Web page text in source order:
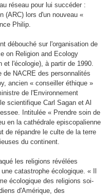
réseau pour lui succéder :
(ARC) lors d'un nouveau «
Philip.
débouché sur l'organisation de
on Religion and Ecology
et l'écologie), à partir de 1990.
NACRE des personnalités
ancien « conseiller éthique »
de l'Environnement
scientifique Carl Sagan et Al
Intitulée « Prendre soin de
en la cathédrale episcopalienne
de répandre le culte de la terre
du continent.
les religions révélées
catastrophe écologique. « Il
écologique des religions soi-
d'Amérique, des